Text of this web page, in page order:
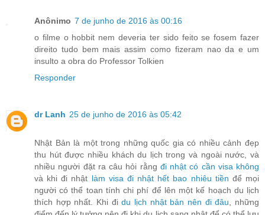
Anônimo 7 de junho de 2016 às 00:16
o filme o hobbit nem deveria ter sido feito se fosem fazer
direito tudo bem mais assim como fizeram nao da e um
insulto a obra do Professor Tolkien
Responder
dr Lanh 25 de junho de 2016 às 05:42
Nhật Bản là một trong những quốc gia có nhiều cảnh đẹp
thu hút được nhiều khách du lịch trong và ngoài nước, và
nhiều người đặt ra câu hỏi rằng đi nhật có cần visa không
và khi đi nhật làm visa đi nhật hết bao nhiêu tiền để mọi
người có thể toan tính chi phí để lên một kế hoạch du lịch
thích hợp nhất. Khi đidu lịch nhật bản nên đi đâu, những